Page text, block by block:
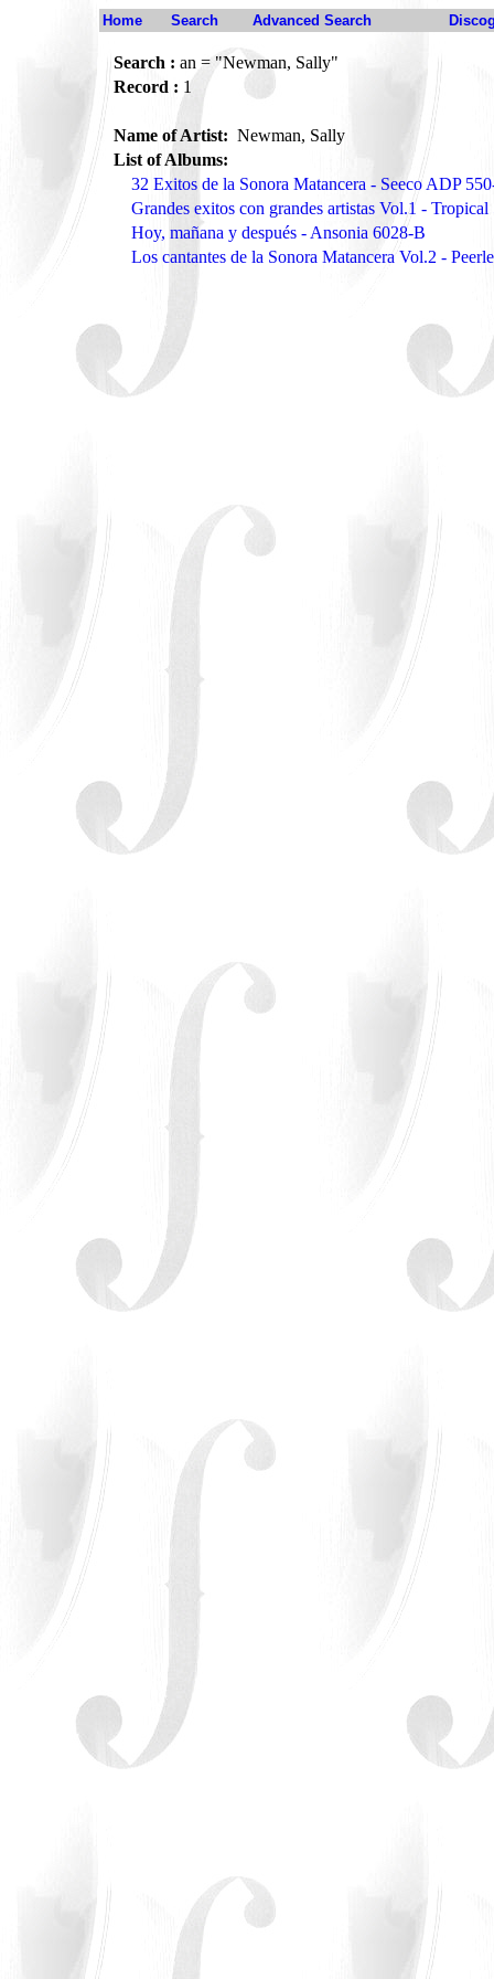
Home Search Advanced Search
Search : an = "Newman, Sally"
Record : 1
Name of Artist: Newman, Sally
List of Albums:
32 Exitos de la Sonora Matancera - Seeco ADP
Grandes exitos con grandes artistas Vol.1 - Tropical
Hoy, mañana y después - Ansonia 6028-B
Los cantantes de la Sonora Matancera Vol.2 -